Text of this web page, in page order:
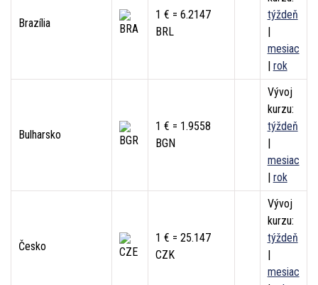
Brazília
1 € = 6.2147
BRL
týždeň
|
mesiac
| rok
Bulharsko
1 € = 1.9558
BGN
Vývoj
kurzu:
týždeň
|
mesiac
| rok
Česko
1 € = 25.147
CZK
Vývoj
kurzu:
týždeň
|
mesiac